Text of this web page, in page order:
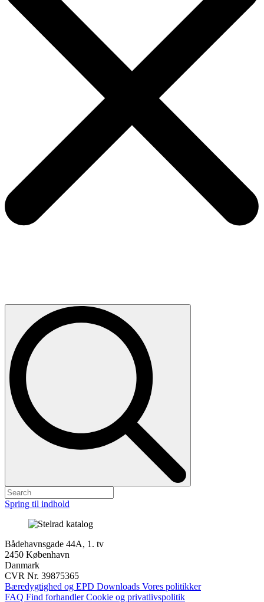
Spring til indhold
Bådehavnsgade 44A, 1. tv
2450 København
Danmark
CVR Nr. 39875365
Bæredygtighed og EPD Downloads Vores politikker
FAQ Find forhandlerCookie og privatlivspolitik